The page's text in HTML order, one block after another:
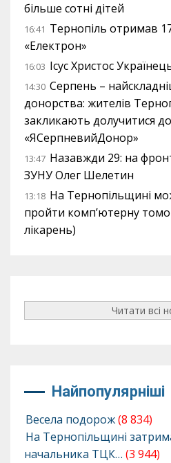
більше сотні дітей
16:41 Тернопіль отримав
«Електрон»
16:03 Ісус Христос
14:30 Серпень –
донорства: жителів
закликають долучитися
«ЯСерпневийДонор»
13:47 Назавжди 29: на
ЗУНУ Олег Шелетин
13:18 На Тернопільщині
пройти комп’ютерну
лікарень)
Читати всі
Найпопулярніші
Весела подорож(8 834)
На Тернопільщині
начальника ТЦК… (3 944)